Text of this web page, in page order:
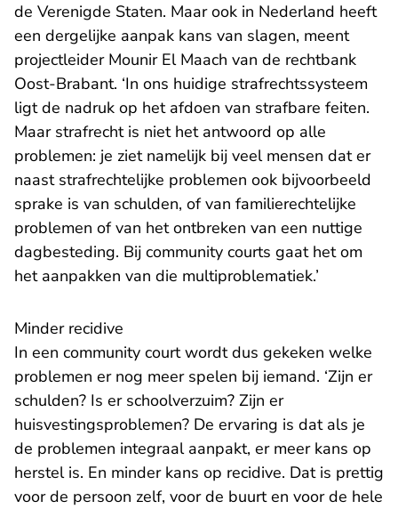
de Verenigde Staten. Maar ook in Nederland heeft
een dergelijke aanpak kans van slagen, meent
projectleider Mounir El Maach van de rechtbank
Oost-Brabant. ‘In ons huidige strafrechtssysteem
ligt de nadruk op het afdoen van strafbare feiten.
Maar strafrecht is niet het antwoord op alle
problemen: je ziet namelijk bij veel mensen dat er
naast strafrechtelijke problemen ook bijvoorbeeld
sprake is van schulden, of van familierechtelijke
problemen of van het ontbreken van een nuttige
dagbesteding. Bij community courts gaat het om
het aanpakken van die multiproblematiek.’
Minder recidive
In een community court wordt dus gekeken welke
problemen er nog meer spelen bij iemand. ‘Zijn er
schulden? Is er schoolverzuim? Zijn er
huisvestingsproblemen? De ervaring is dat als je
de problemen integraal aanpakt, er meer kans op
herstel is. En minder kans op recidive. Dat is prettig
voor de persoon zelf, voor de buurt en voor de hele